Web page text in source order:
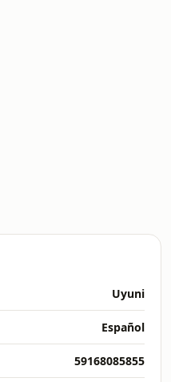
Uyuni
Español
59168085855